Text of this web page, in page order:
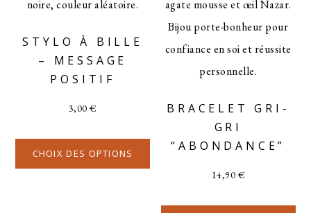
STYLO À BILLE
– MESSAGE
POSITIF
3,00€
CHOIX DES OPTIONS
BRACELET GRI-
GRI
“ABONDANCE”
14,90€